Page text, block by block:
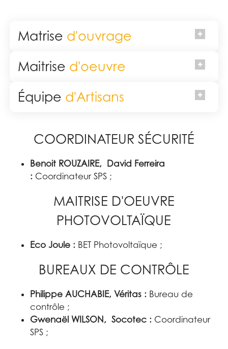
Matrise d'ouvrage
Maitrise d'oeuvre
Équipe d'Artisans
COORDINATEUR SÉCURITÉ
Benoit ROUZAIRE, David Ferreira
:Coordinateur SPS ;
MAITRISE D'OEUVRE
PHOTOVOLTAÏQUE
Eco Joule :BET Photovoltaïque ;
BUREAUX DE CONTRÔLE
Philippe AUCHABIE, Véritas :Bureau de
contrôle ;
Gwenaël WILSON, Socotec :Coordinateur
SPS ;